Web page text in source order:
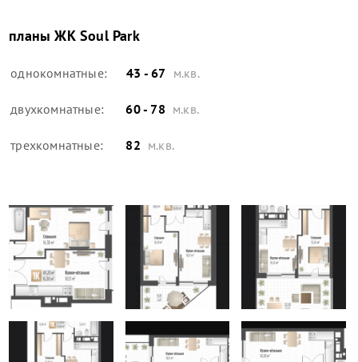
планыЖК Soul Park
однокомнатные: 43 - 67 м.кв.
двухкомнатные: 60 - 78 м.кв.
трехкомнатные: 82 м.кв.